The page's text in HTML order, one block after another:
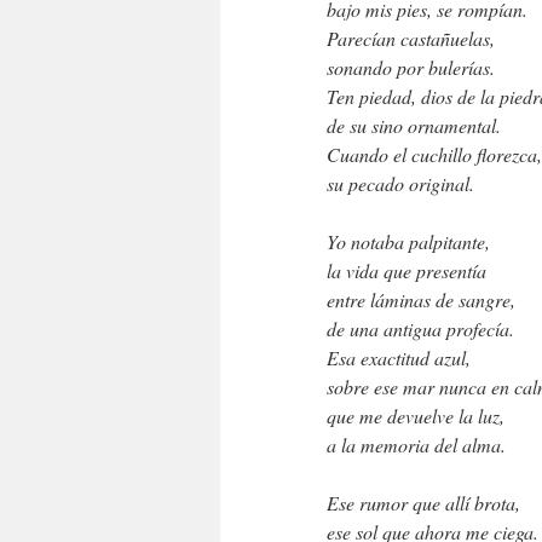
bajo mis pies, se rompían.
Parecían castañuelas,
sonando por bulerías.
Ten piedad, dios de la
de su sino ornamental.
Cuando el cuchillo florezca,
su pecado original.
Yo notaba palpitante,
la vida que presentía
entre láminas de sangre,
de una antigua profecía.
Esa exactitud azul,
sobre ese mar nunca en
que me devuelve la luz,
a la memoria del alma.
Ese rumor que allí brota,
ese sol que ahora me ciega.